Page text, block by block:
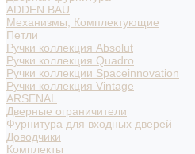
ADDEN BAU
Механизмы, Комплектующие
Петли
Ручки коллекция Absolut
Ручки коллекция Quadro
Ручки коллекции Spaceinnovation
Ручки коллекция Vintage
ARSENAL
Дверные ограничители
Фурнитура для входных дверей
Доводчики
Комплекты